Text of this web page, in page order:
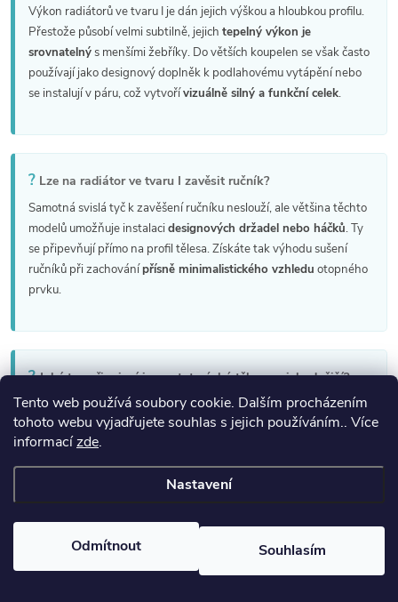
Tento web používá soubory cookie. Dalším procházením
tohoto webu vyjadřujete souhlas s jejich používáním.. Více
informacízde.
Nastavení
Odmítnout Souhlasím
Výkon radiátorů ve tvaru I je dán jejich výškou a hloubkou profilu.
Přestože působí velmi subtilně, jejich tepelný výkon je
srovnatelnýs menšími žebříky. Do větších koupelen se však často
používají jako designový doplněk k podlahovému vytápění nebo
se instalují v páru, což vytvořívizuálně silný a funkční celek.
? Lze na radiátor ve tvaru I zavěsit ručník?
Samotná svislá tyč k zavěšení ručníku neslouží, ale většina těchto
modelů umožňuje instalacidesignových držadel nebo háčků. Ty
se připevňují přímo na profil tělesa. Získáte tak výhodu sušení
ručníků při zachovánípřísně minimalistického vzhledu otopného
prvku.
?Jaký typ připojení je pro tato úzká tělesa nejvhodnější?
U otopných těles tvaru I se nejčastěji setkáte sestředovým nebo
spodním připojenímv ose tělesa. To umožňuje naprosté skrytí
přívodních trubek pod radiátor, což je klíčové pro zachování jeho
čisté vertikální linie. Instalace pak působí velmi profesionálně a
neruší okolní design interiéru.